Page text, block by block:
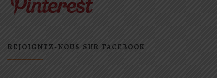
REJOIGNEZ-NOUS SUR FACEBOOK